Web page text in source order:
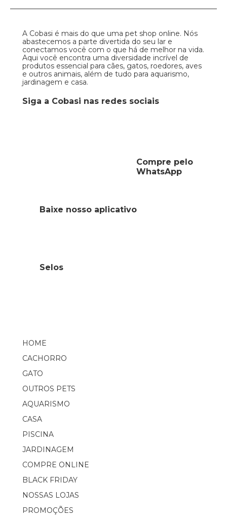
A Cobasi é mais do que uma pet shop online. Nós
abastecemos a parte divertida do seu lar e
conectamos você com o que há de melhor na vida.
Aqui você encontra uma diversidade incrível de
produtos essencial para cães, gatos, roedores, aves
e outros animais, além de tudo para aquarismo,
jardinagem e casa.
Siga a Cobasi nas redes sociais
Compre pelo
WhatsApp
HOME
CACHORRO
GATO
OUTROS PETS
AQUARISMO
CASA
PISCINA
JARDINAGEM
COMPRE ONLINE
BLACK FRIDAY
NOSSAS LOJAS
PROMOÇÕES
Baixe nosso aplicativo
Selos